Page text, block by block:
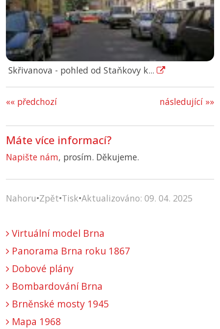
Skřivanova - pohled od Staňkovy k...
«« předchozí následující »»
Máte více informací?
Napište nám, prosím. Děkujeme.
Nahoru•Zpět•Tisk•Aktualizováno: 09. 04. 2025
Virtuální model Brna
Panorama Brna roku 1867
Dobové plány
Bombardování Brna
Brněnské mosty 1945
Mapa 1968